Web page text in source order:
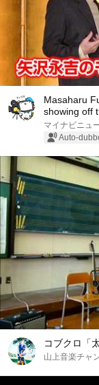
Masaharu
showing off
the...
マイナビニュ
Auto-
コブクロ「
山上音楽チャ